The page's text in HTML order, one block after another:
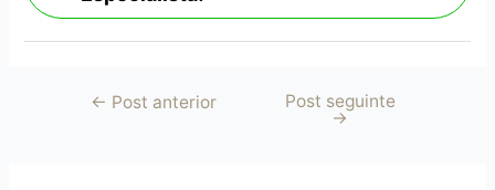
← Post anterior Post seguinte
→